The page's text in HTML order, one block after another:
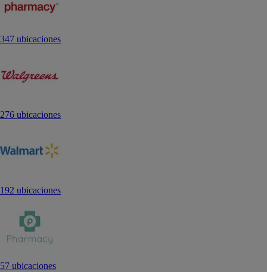
347 ubicaciones
276 ubicaciones
192 ubicaciones
57 ubicaciones